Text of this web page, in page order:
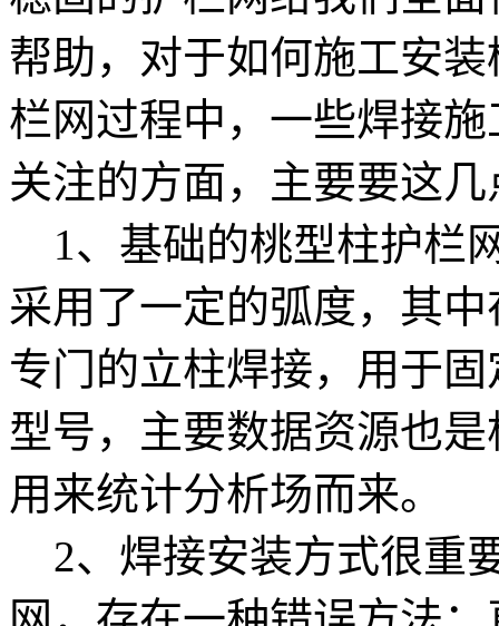
帮助，对于如何施工安
栏网过程中，一些焊接
关注的方面，主要要这几
1、基础的桃型柱护栏
采用了一定的弧度，其
专门的立柱焊接，用于
型号，主要数据资源也
用来统计分析场而来。
2、焊接安装方式很重